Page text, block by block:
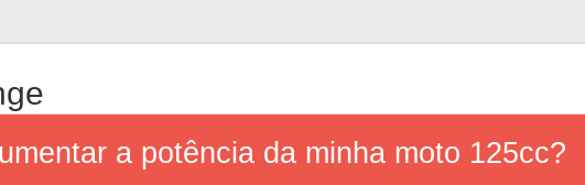
a potência da minha moto 125cc?